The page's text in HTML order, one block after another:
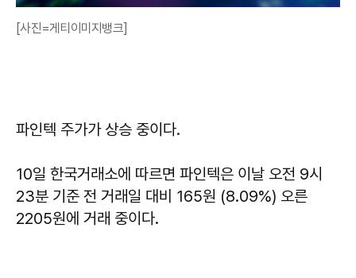
[사진=게티이미지뱅크]
파인텍 주가가 상승 중이다.
10일 한국거래소에 따르면 파인텍은 이날 오전 9시
23분 기준 전 거래일 대비 165원 (8.09%) 오른
2205원에 거래 중이다.